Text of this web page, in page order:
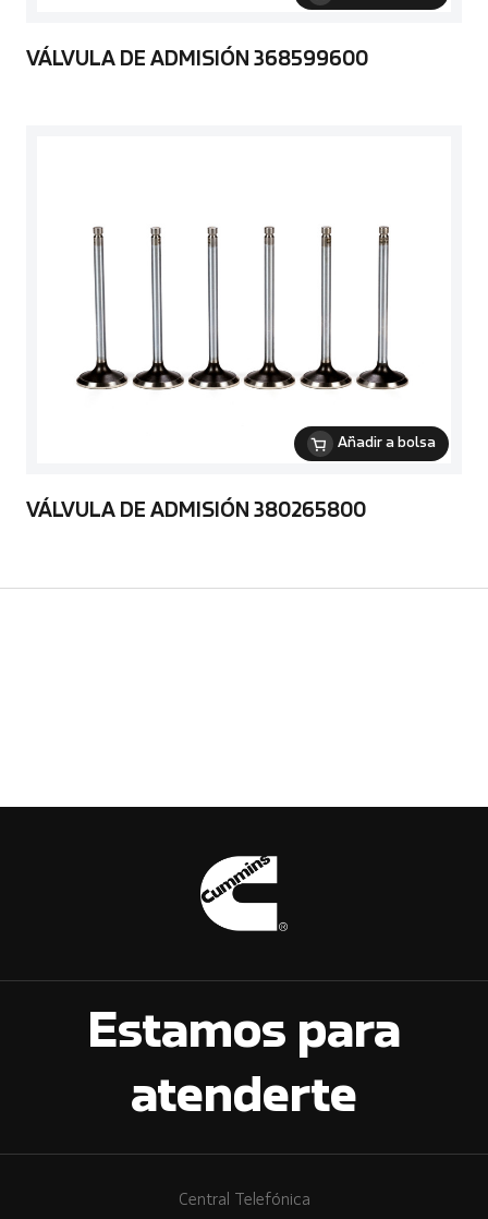
VÁLVULA DE ADMISIÓN 368599600
Añadir a bolsa
VÁLVULA DE ADMISIÓN 380265800
Estamos para
atenderte
Central Telefónica